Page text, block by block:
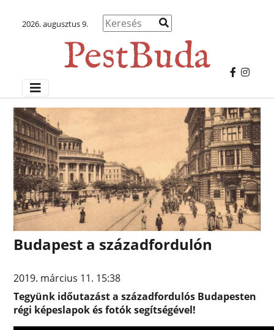
2026. augusztus 9.
Budapest a századfordulón
2019. március 11. 15:38
Tegyünk időutazást a századfordulós Budapesten
régi képeslapok és fotók segítségével!